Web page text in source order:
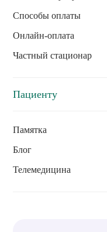
Способы оплаты
Онлайн-оплата
Частный стационар
Пациенту
Памятка
Блог
Телемедицина